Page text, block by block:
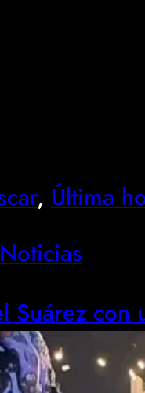
, Última
Noticias
Suárez con